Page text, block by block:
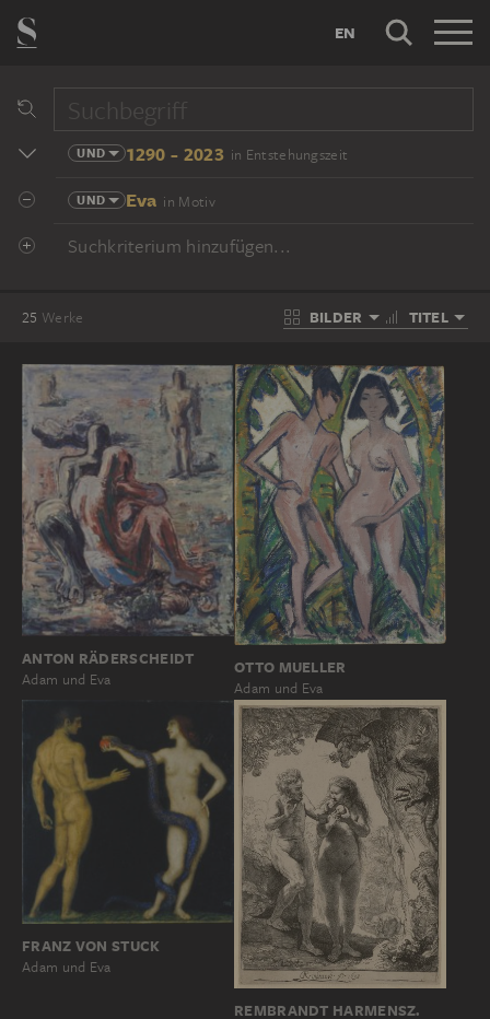
EN
UND 1290 - 2023 in Entstehungszeit
UND Eva in Motiv
Suchkriterium hinzufügen...
25 Werke BILDER TITEL
ANTON RÄDERSCHEIDT
Adam und Eva
OTTO MUELLER
Adam und Eva
FRANZ VON STUCK
Adam und Eva
REMBRANDT HARMENSZ.